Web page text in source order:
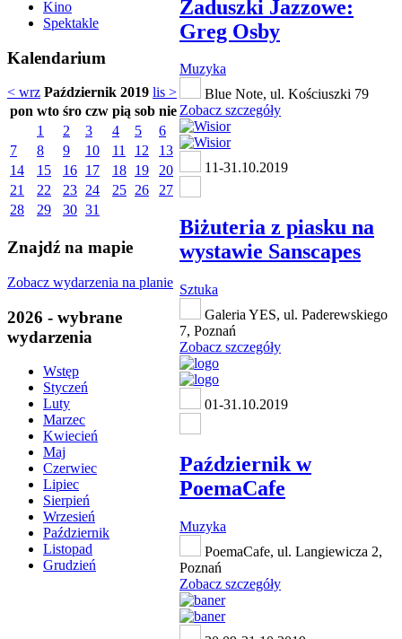
Kino
Spektakle
Kalendarium
< wrz Październik 2019 lis >
pon wto śro czw pią sob nie
1
2 3 4 5
6
7
8 9 10 11 12
13
14
15 16 17 18 19
20
21
22 23 24 25 26
27
28
29 30 31
Znajdź na mapie
Zobacz wydarzenia na planie
2026 - wybrane
wydarzenia
Wstęp
Styczeń
Luty
Marzec
Kwiecień
Maj
Czerwiec
Lipiec
Sierpień
Wrzesień
Październik
Listopad
Grudzień
Zaduszki Jazzowe:
Greg Osby
Muzyka
Blue Note, ul. Kościuszki 79
Zobacz szczegóły
11-31.10.2019
Biżuteria z piasku na
wystawie Sanscapes
Sztuka
Galeria YES, ul. Paderewskiego
7, Poznań
Zobacz szczegóły
01-31.10.2019
Październik w
PoemaCafe
Muzyka
PoemaCafe, ul. Langiewicza 2,
Poznań
Zobacz szczegóły